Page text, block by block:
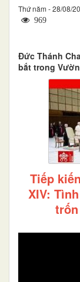
Thứ năm - 28/08/
969
Đức Thánh
bắt trong
Tiếp
XIV: